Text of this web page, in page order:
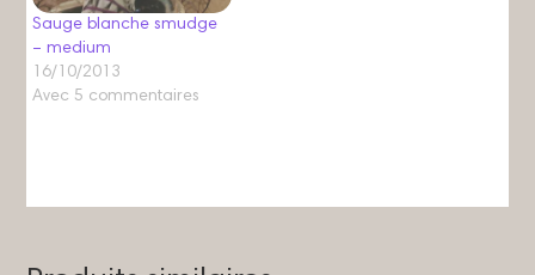
Sauge blanche smudge
– medium
16/10/2013
Avec 5 commentaires